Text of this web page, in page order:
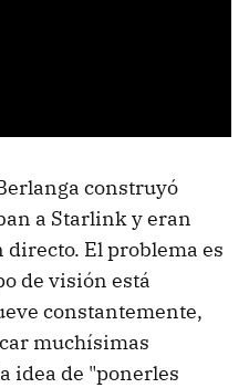
construyó
a Starlink y eran
El problema es
de visión está
constantemente,
muchísimas
idea de "ponerles